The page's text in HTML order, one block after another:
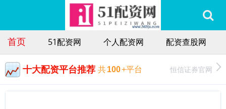
首页 51配资网 个人配资网 配资查股网
十大配资平台推荐 共100+平台 恒信证券官网